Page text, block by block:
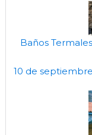
Baños
10 de